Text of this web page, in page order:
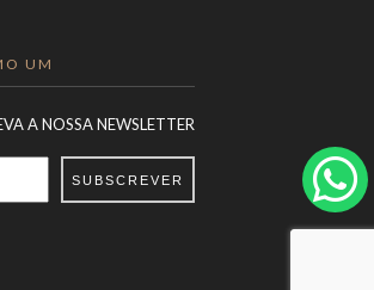
UM
A NOSSA NEWSLETTER
SUBSCREVER